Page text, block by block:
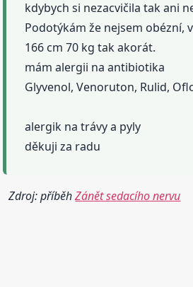
kdybych si nezacvičila tak ani
Podotýkám že nejsem obézní,
166 cm 70 kg tak akorát.
mám alergii na antibiotika
Glyvenol, Venoruton, Rulid,
alergik na trávy a pyly
děkuji za radu
Zdroj: příběhZánět sedacího nervu